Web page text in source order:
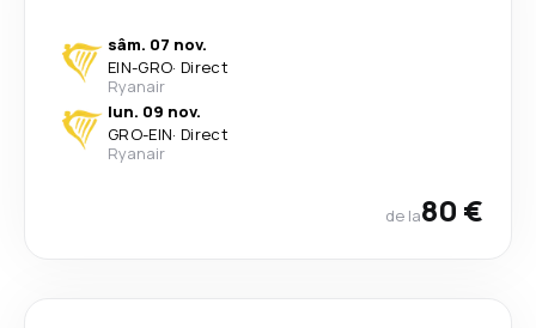
sâm. 07 nov.
EIN-GRO· Direct
Ryanair
lun. 09 nov.
GRO-EIN· Direct
Ryanair
de la80 €